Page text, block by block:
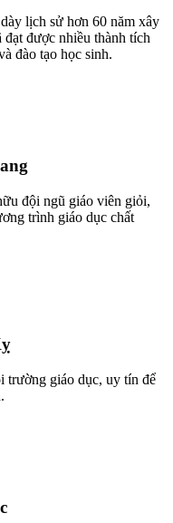
lịch sử hơn 60 năm xây
được nhiều thành tích
đào tạo học sinh.
đội ngũ giáo viên giỏi,
trình giáo dục chất
giáo dục, uy tín để